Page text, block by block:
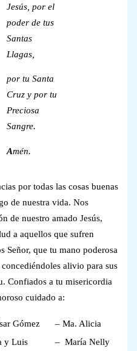
Jesús, por el
poder de tus
Santas
Llagas,
por tu Santa
Cruz y por tu
Preciosa
Sangre.
Amén.
por todas las cosas buenas
de nuestra vida. Nos
de nuestro amado Jesús,
a aquellos que sufren
Señor, que tu mano poderosa
alivio para sus
Confiados a tu misericordia
cuidado a:
Gómez
– Ma. Alicia
y Luis
– María Nelly